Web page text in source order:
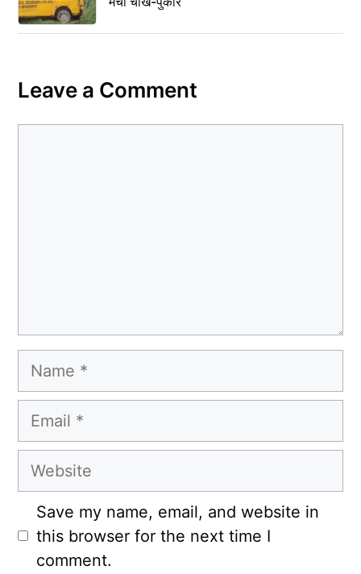
Leave a Comment
Name
Email
Website
Save my name, email, and website in
this browser for the next time I
comment.